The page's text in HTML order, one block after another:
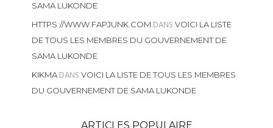
SAMA LUKONDE
HTTPS://WWW.FAPJUNK.COM DANS VOICI LA LISTE
DE TOUS LES MEMBRES DU GOUVERNEMENT DE
SAMA LUKONDE
KIKMADANS VOICI LA LISTE DE TOUS LES MEMBRES
DU GOUVERNEMENT DE SAMA LUKONDE
ARTICLES POPULAIRE